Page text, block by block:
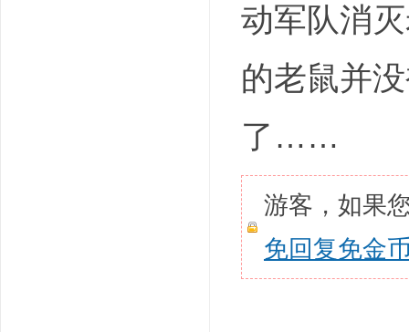
动军队消
的老鼠并
了……
游客，如果
免回复免金